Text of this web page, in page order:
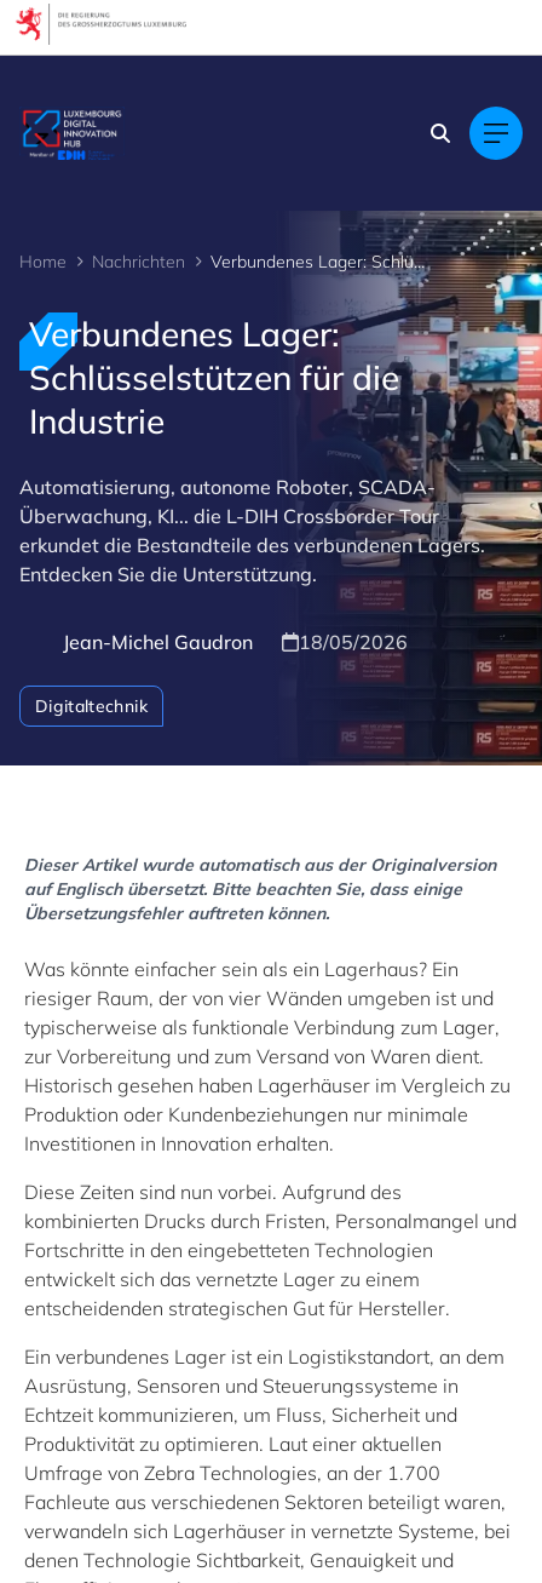
Home Nachrichten Verbundenes Lager: Schlüsselstützen für die Industrie
Verbundenes Lager:
Schlüsselstützen für die
Industrie
Automatisierung, autonome Roboter, SCADA-
Überwachung, KI... die L-DIH Crossborder Tour
erkundet die Bestandteile des verbundenen Lagers.
Entdecken Sie die Unterstützung.
Jean-Michel Gaudron 18/05/2026
Digitaltechnik
Dieser Artikel wurde automatisch aus der Originalversion
auf Englisch übersetzt. Bitte beachten Sie, dass einige
Übersetzungsfehler auftreten können.
Was könnte einfacher sein als ein Lagerhaus? Ein
riesiger Raum, der von vier Wänden umgeben ist und
typischerweise als funktionale Verbindung zum Lager,
zur Vorbereitung und zum Versand von Waren dient.
Historisch gesehen haben Lagerhäuser im Vergleich zu
Produktion oder Kundenbeziehungen nur minimale
Investitionen in Innovation erhalten.
Diese Zeiten sind nun vorbei. Aufgrund des
kombinierten Drucks durch Fristen, Personalmangel und
Fortschritte in den eingebetteten Technologien
entwickelt sich das vernetzte Lager zu einem
entscheidenden strategischen Gut für Hersteller.
Ein verbundenes Lager ist ein Logistikstandort, an dem
Ausrüstung, Sensoren und Steuerungssysteme in
Echtzeit kommunizieren, um Fluss, Sicherheit und
Produktivität zu optimieren. Laut einer aktuellen
Umfrage von Zebra Technologies, an der 1.700
Fachleute aus verschiedenen Sektoren beteiligt waren,
verwandeln sich Lagerhäuser in vernetzte Systeme, bei
denen Technologie Sichtbarkeit, Genauigkeit und
Cookies management panel